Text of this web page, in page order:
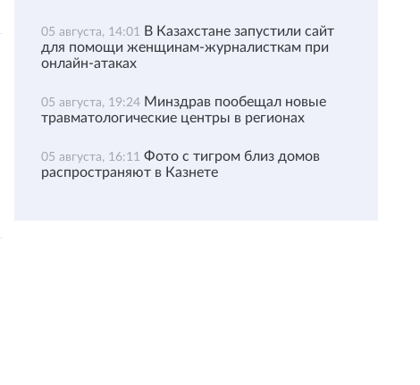
05 августа, 14:01 В Казахстане запустили сайт
для помощи женщинам-журналисткам при
онлайн-атаках
05 августа, 19:24 Минздрав пообещал новые
травматологические центры в регионах
05 августа, 16:11 Фото с тигром близ домов
распространяют в Казнете